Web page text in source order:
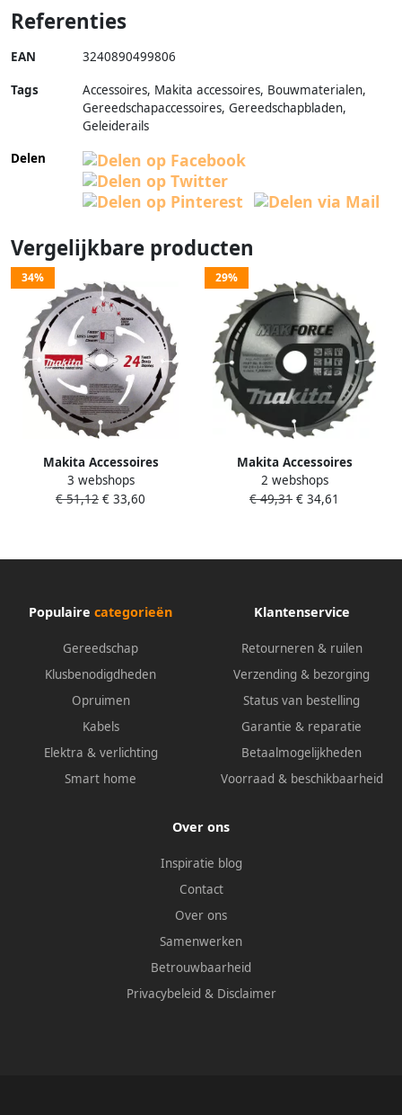
Referenties
EAN 3240890499806
Tags
Accessoires, Makita accessoires, Bouwmaterialen,
Gereedschapaccessoires, Gereedschapbladen,
Geleiderails
Delen
Vergelijkbare producten
34%
Makita Accessoires
Cirkelzaagblad Mforce
210x30x2 3 16T15G B-07973
3 webshops
€ 51,12 € 33,60
29%
Makita Accessoires
Cirkelzaagblad Hout
210X30X2 4 24T 20G B-32253
2 webshops
€ 49,31 € 34,61
Populaire categorieën
Gereedschap
Klusbenodigdheden
Opruimen
Kabels
Elektra & verlichting
Smart home
Klantenservice
Retourneren & ruilen
Verzending & bezorging
Status van bestelling
Garantie & reparatie
Betaalmogelijkheden
Voorraad & beschikbaarheid
Over ons
Inspiratie blog
Contact
Over ons
Samenwerken
Betrouwbaarheid
Privacybeleid & Disclaimer